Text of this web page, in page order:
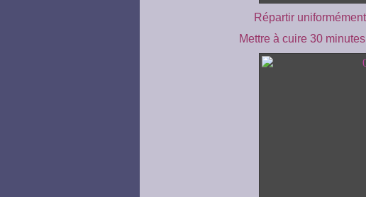
Répartir
Mettre à cuire 30